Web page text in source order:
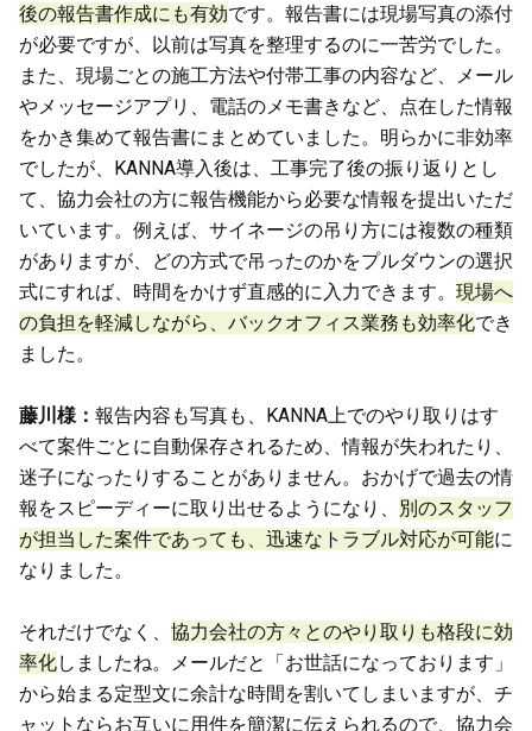
後の報告書作成にも有効です。報告書には現場写真の添付
が必要ですが、以前は写真を整理するのに一苦労でした。
また、現場ごとの施工方法や付帯工事の内容など、メール
やメッセージアプリ、電話のメモ書きなど、点在した情報
をかき集めて報告書にまとめていました。明らかに非効率
でしたが、KANNA導入後は、工事完了後の振り返りとし
て、協力会社の方に報告機能から必要な情報を提出いただ
いています。例えば、サイネージの吊り方には複数の種類
がありますが、どの方式で吊ったのかをプルダウンの選択
式にすれば、時間をかけず直感的に入力できます。 現場へ
の負担を軽減しながら、バックオフィス業務も効率化でき
ました。
藤川様： 報告内容も写真も、KANNA上でのやり取りはす
べて案件ごとに自動保存されるため、情報が失われたり、
迷子になったりすることがありません。おかげで過去の情
報をスピーディーに取り出せるようになり、
別のスタッフ
が担当した案件であっても、迅速なトラブル対応が可能に
なりました。
それだけでなく、 協力会社の方々とのやり取りも格段に効
率化しましたね。メールだと「お世話になっております」
から始まる定型文に余計な時間を割いてしまいますが、チ
ャットならお互いに用件を簡潔に伝えられるので、協力会